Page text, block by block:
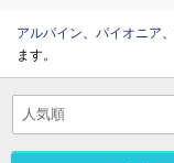
アルパイン、 パイオニア、
ます。